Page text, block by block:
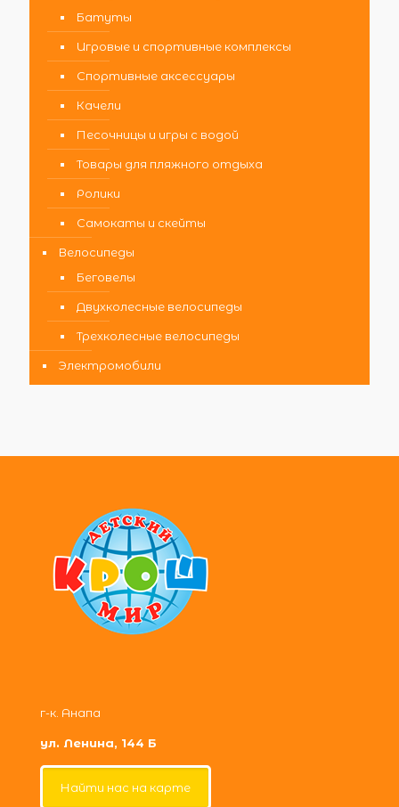
Батуты
Игровые и спортивные комплексы
Спортивные аксессуары
Качели
Песочницы и игры с водой
Товары для пляжного отдыха
Ролики
Самокаты и скейты
Велосипеды
Беговелы
Двухколесные велосипеды
Трехколесные велосипеды
Электромобили
г-к. Анапа
ул. Ленина, 144 Б
Найти нас на карте